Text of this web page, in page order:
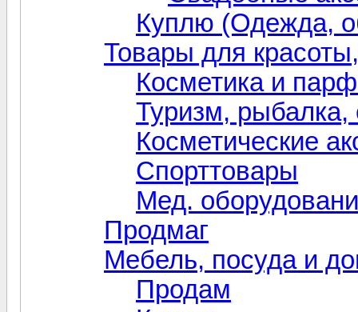
Куплю (Одежда,
Товары для
Косметика и
Туризм, рыбалка,
Косметические
Спорттовары
Мед.
Продмаг
Мебель, посуда и
Продам